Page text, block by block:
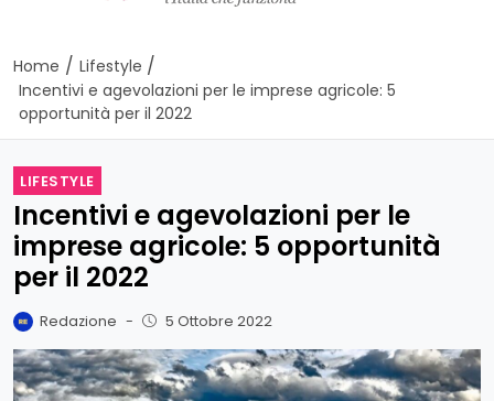
Home / Lifestyle /
Incentivi e agevolazioni per le imprese agricole: 5
opportunità per il 2022
LIFESTYLE
Incentivi e agevolazioni per le
imprese agricole: 5 opportunità
per il 2022
Redazione - 5 Ottobre 2022